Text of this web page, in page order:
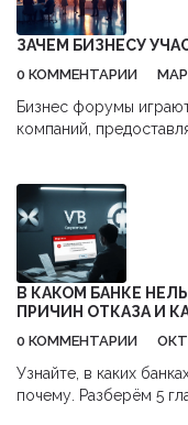
ЗАЧЕМ БИЗНЕСУ
0 КОММЕНТАРИИ
Бизнес форумы
компаний,
опытом и знаниями.
участники открывают
находят стратегии
значительно
перспективе.
участвовать в
В КАКОМ БАНКЕ
ПРИЧИН ОТКАЗА И
0 КОММЕНТАРИИ
Узнайте, в каких
почему. Разберём 5